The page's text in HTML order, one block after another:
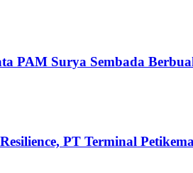
PAM Surya Sembada
PT Terminal